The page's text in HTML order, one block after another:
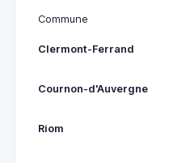
Commune
Clermont-Ferrand
Cournon-d'Auvergne
Riom